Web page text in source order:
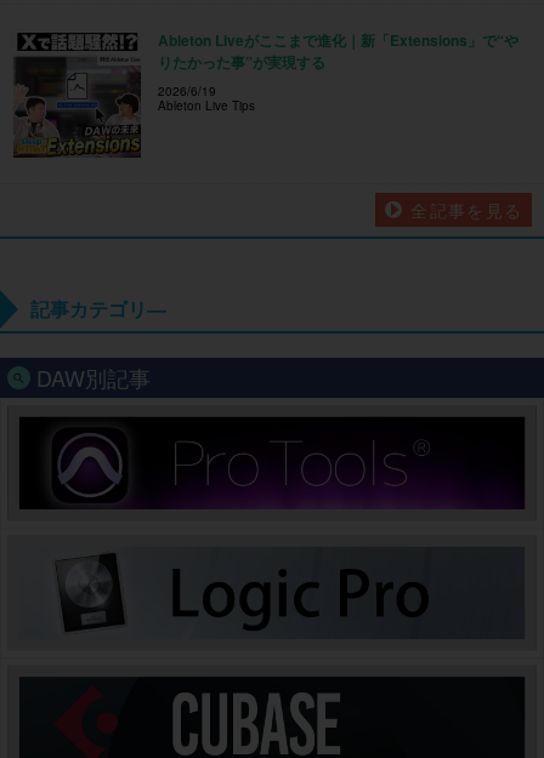
Ableton Liveがここまで進化｜新「Extensions」で“や
りたかった事”が実現する
2026/6/19
Ableton Live Tips
全記事を見る
記事カテゴリ―
DAW別記事